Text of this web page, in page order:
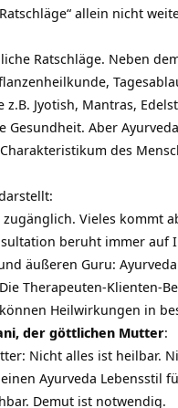
allein nicht
Ratschläge. Neben
Jyotish, Mantras,
Aber
des
Vieles kommt
beruht immer auf
äußeren Guru:
Therapeuten-Klienten-
Heilwirkungen in
der göttlichen Mutter:
Nicht alles ist heilbar.
Ayurveda
Demut ist notwendig.